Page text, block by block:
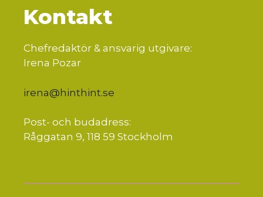
Kontakt
Chefredaktör & ansvarig utgivare:
Irena Pozar
irena@hinthint.se
Post- och budadress:
Råggatan 9, 118 59 Stockholm